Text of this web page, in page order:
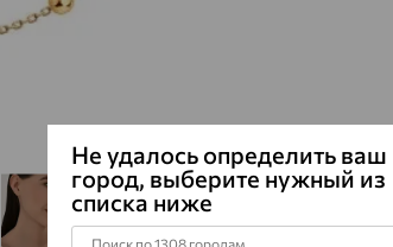
Не удалось определить ваш
город, выберите нужный из
списка ниже